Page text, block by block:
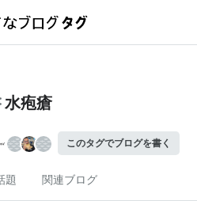
水疱瘡
このタグでブログを書く
題 関連ブログ